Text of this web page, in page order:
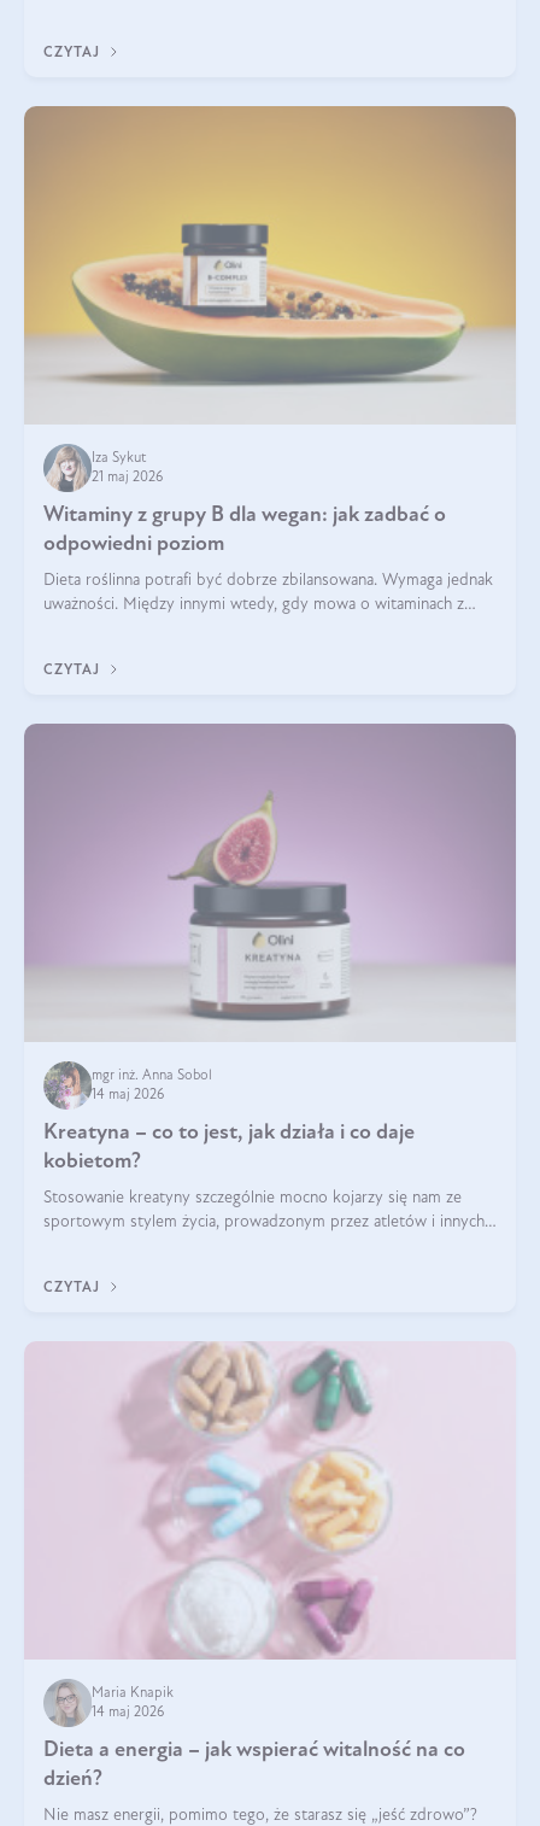
CZYTAJ
Iza Sykut
21 maj 2026
Witaminy z grupy B dla wegan: jak zadbać o
odpowiedni poziom
Dieta roślinna potrafi być dobrze zbilansowana. Wymaga jednak
uważności. Między innymi wtedy, gdy mowa o witaminach z
CZYTAJ
mgr inż. Anna Sobol
14 maj 2026
Kreatyna – co to jest, jak działa i co daje
kobietom?
Stosowanie kreatyny szczególnie mocno kojarzy się nam ze
sportowym stylem życia, prowadzonym przez atletów i innych
zwiększa masę
CZYTAJ
Maria Knapik
14 maj 2026
Dieta a energia – jak wspierać witalność na co
dzień?
Nie masz energii, pomimo tego, że starasz się „jeść zdrowo”?